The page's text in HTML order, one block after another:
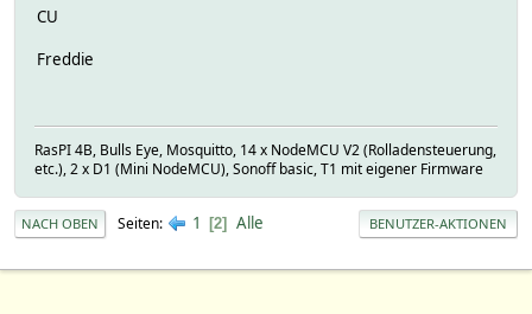
CU
Freddie
RasPI 4B, Bulls Eye, Mosquitto, 14 x NodeMCU V2 (Rolladensteuerung,
etc.), 2 x D1 (Mini NodeMCU), Sonoff basic, T1 mit eigener Firmware
NACH OBEN Seiten 1 2 Alle BENUTZER-AKTIONEN